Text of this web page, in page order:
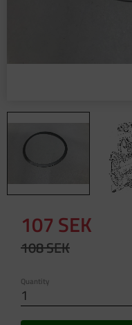
Reduced price:
107 SEK
Original price:
108SEK
Quantity